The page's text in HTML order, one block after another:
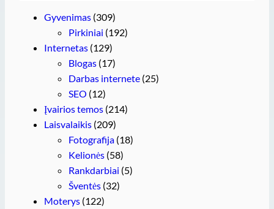
Gyvenimas (309)
Pirkiniai (192)
Internetas (129)
Blogas (17)
Darbas internete (25)
SEO (12)
Įvairios temos (214)
Laisvalaikis (209)
Fotografija (18)
Kelionės (58)
Rankdarbiai (5)
Šventės (32)
Moterys (122)